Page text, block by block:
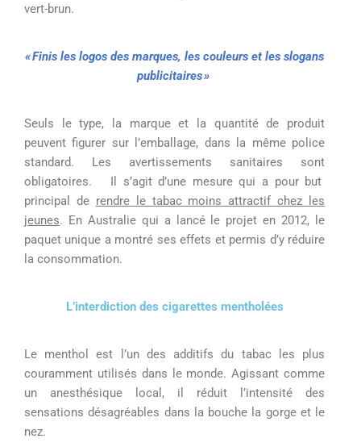
vert-brun.
« Finis les logos des marques, les couleurs et les slogans
publicitaires »
Seuls le type, la marque et la quantité de produit
peuventfigurer sur l’emballage, dans la même police
standard. Les avertissements sanitaires sont
obligatoires.
Il s’agit d’une mesure qui a pour but
principal de rendre le tabac moins attractif chez les
jeunes. En Australie qui a lancé le projet en 2012, le
paquet unique a montré ses effets et permis d’y réduire
la consommation.
L’interdiction des cigarettes mentholées
Le menthol est l’un des additifs du tabac les plus
couramment utilisés dans le monde. Agissant comme
un anesthésique local, il réduit l’intensité des
sensations désagréables dans la bouche la gorge et le
nez.